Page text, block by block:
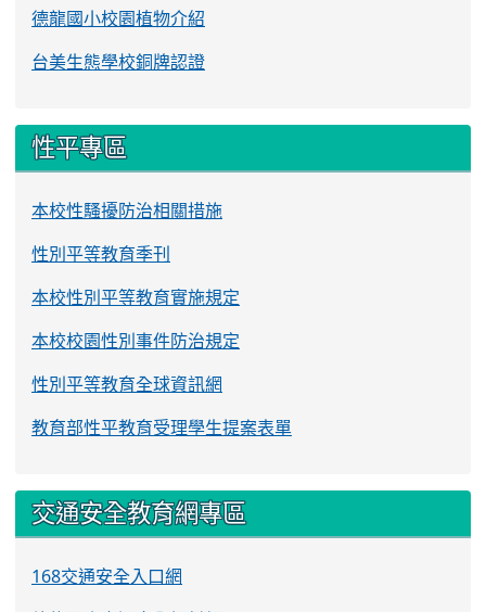
德龍國小校園植物介紹
台美生態學校銅牌認證
性平專區
本校性騷擾防治相關措施
性別平等教育季刊
本校性別平等教育實施規定
本校校園性別事件防治規定
性別平等教育全球資訊網
教育部性平教育受理學生提案表單
交通安全教育網專區
168交通安全入口網